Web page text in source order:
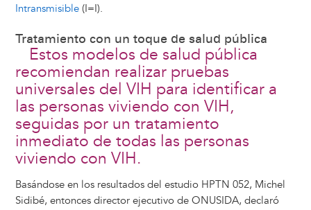
Intransmisible(I=I).
Tratamiento con un toque de salud pública
Estos modelos de salud pública
recomiendan realizar pruebas
universales del VIH para identificar a
las personas viviendo con VIH,
seguidas por un tratamiento
inmediato de todas las personas
viviendo con VIH.
Basándose en los resultados del estudio HPTN 052, Michel
Sidibé, entonces director ejecutivo de ONUSIDA, declaró